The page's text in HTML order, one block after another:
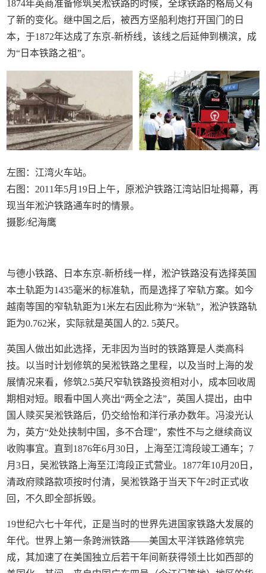
1874年英商准备修筑吴淞铁路的时候，全球铁路的格局又有
了新的变化。继中国之后，被西方坚船利炮打开国门的日
本，于1872年达成了东京-新桥线，该线之后延伸到横滨，成
为“日本铁路之祖”。
左图：江湾火车站。
右图：2011年5月19日上午，原淞沪铁路江湾站旧址揭幕，再
现当年淞沪铁路通车时的情景。
摄影/纪海鹰
与德小铁路、日本东京-新桥线一样，淞沪铁路没有选择英国
本土轨距为1435毫米的标准轨，而是选择了窄轨方案。如今
越南等国的窄轨轨距为1米左右因此称为“米轨”，淞沪铁路轨
距为0.762米，实际就是英国人的2. 5英尺。
英国人做出如此选择，无非因为当时的铁路算是人类高科
技。以当时计划修筑的吴淞铁路之里程，以及当时上海的发
展情况来看，修筑2.5英尺窄轨铁路投资相对小，成本回收周
期相对短。眼看中国人亮出“两全之法”，英国人提出，由中
国人赎买吴淞铁路后，仍交给怡和洋行承办数年。冯浚光认
为，英方“处处挟制中国，多不合理”，索性不与之继续商议
收购事宜。直到1876年6月30日，上海至江湾段竣工通车；7
月3日，吴淞铁路上海至江湾段正式营业。1877年10月20日，
清政府赎路款项按时付清，吴淞铁路于当天下午2时正式收
回，不久即全部拆毁。
19世纪六七十年代，正是当时的世界先进国家铁路大发展的
年代。世界上第一条跨洲铁路——美国太平洋铁路修筑完
成，其加速了在美国独立后若干年间新获得领土比如西部的